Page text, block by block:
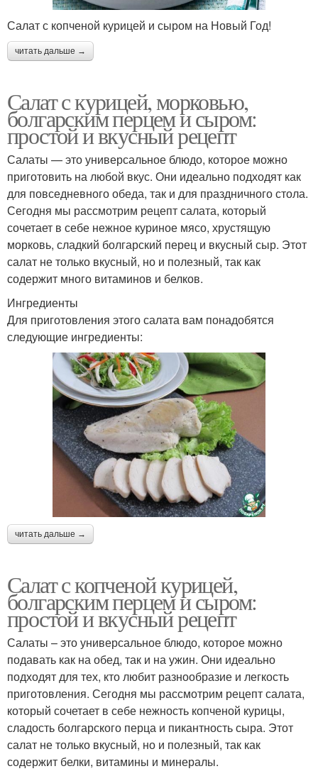
Салат с копченой курицей и сыром на Новый Год!
читать дальше →
Салат с курицей, морковью,
болгарским перцем и сыром:
простой и вкусный рецепт
Салаты — это универсальное блюдо, которое можно
приготовить на любой вкус. Они идеально подходят как
для повседневного обеда, так и для праздничного стола.
Сегодня мы рассмотрим рецепт салата, который
сочетает в себе нежное куриное мясо, хрустящую
морковь, сладкий болгарский перец и вкусный сыр. Этот
салат не только вкусный, но и полезный, так как
содержит много витаминов и белков.
Ингредиенты
Для приготовления этого салата вам понадобятся
следующие ингредиенты:
читать дальше →
Салат с копченой курицей,
болгарским перцем и сыром:
простой и вкусный рецепт
Салаты – это универсальное блюдо, которое можно
подавать как на обед, так и на ужин. Они идеально
подходят для тех, кто любит разнообразие и легкость
приготовления. Сегодня мы рассмотрим рецепт салата,
который сочетает в себе нежность копченой курицы,
сладость болгарского перца и пикантность сыра. Этот
салат не только вкусный, но и полезный, так как
содержит белки, витамины и минералы.